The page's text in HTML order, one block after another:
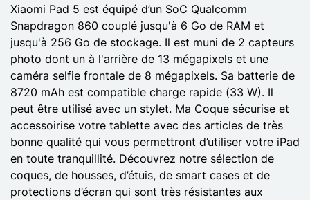
Xiaomi Pad 5 est équipé d’un SoC Qualcomm
Snapdragon 860 couplé jusqu'à 6 Go de RAM et
jusqu'à 256 Go de stockage. Il est muni de 2 capteurs
photo dont un à l'arrière de 13 mégapixels et une
caméra selfie frontale de 8 mégapixels. Sa batterie de
8720 mAh est compatible charge rapide (33 W). Il
peut être utilisé avec un stylet. Ma Coque sécurise et
accessoirise votre tablette avec des articles de très
bonne qualité qui vous permettront d’utiliser votre iPad
en toute tranquillité. Découvrez notre sélection de
coques, de housses, d’étuis, de smart cases et de
protections d’écran qui sont très résistantes aux